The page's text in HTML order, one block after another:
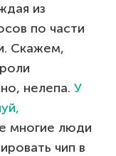
из
по части
Скажем,
нелепа. У
многие люди
чип в